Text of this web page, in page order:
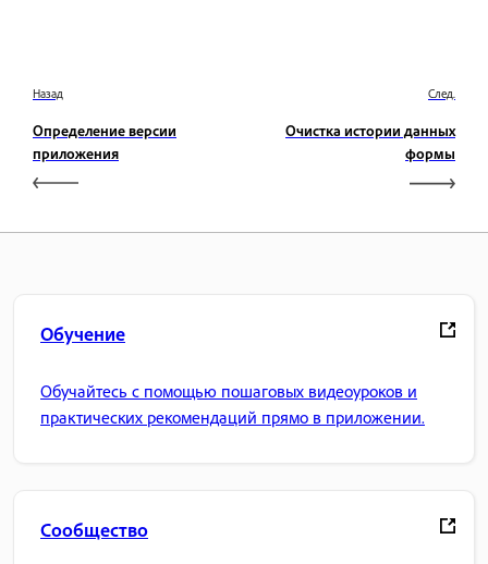
Назад
Определение версии
приложения
След.
Очистка истории данных
формы
Обучение
Обучайтесь с помощью пошаговых видеоуроков и
практических рекомендаций прямо в приложении.
Сообщество